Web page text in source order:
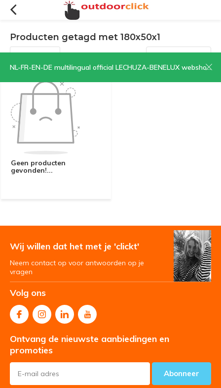
NL-FR-EN-DE multilingual official LECHUZA-BENELUX webshop | CLICK HERE NOW!
Producten getagd met 180x50x1
Filters Sorteren op:
Geen producten
gevonden!...
Wij willen dat het met je 'clickt'
Neem contact op voor antwoorden op je
vragen
Volg ons
Ontvang de nieuwste aanbiedingen en
promoties
Abonneer